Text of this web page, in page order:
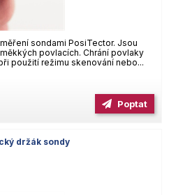
sondami PosiTector. Jsou
povlacích. Chrání povlaky
použití režimu skenování nebo...
Poptat
držák sondy